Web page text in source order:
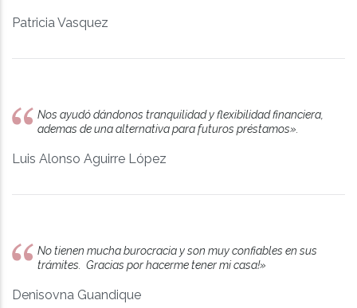
Patricia Vasquez
Nos ayudó dándonos tranquilidad y flexibilidad financiera,
ademas de una alternativa para futuros préstamos».
Luis Alonso Aguirre López
No tienen mucha burocracia y son muy confiables en sus
trámites. Gracias por hacerme tener mi casa!»
Denisovna Guandique